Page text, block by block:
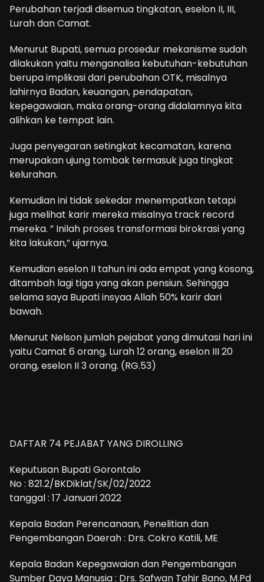
Perubahan terjadi disemua tingkatan, eselon II, III,
Lurah dan Camat.
Menurut Bupati, semua prosedur mekanisme sudah
dilakukan yaitu menganalisa kebutuhan-kebutuhan
berupa implikasi dari perubahan OTK, misalnya
lahirnya Badan, keuangan, pendapatan,
kepegawaian, maka orang-orang didalamnya kita
alihkan ke tempat lain.
Juga penyegaran setingkat kecamatan, karena
merupakan ujung tombak termasuk juga tingkat
kelurahan.
Kemudian ini tidak sekedar menempatkan tetapi
juga melihat karir mereka misalnya track record
mereka. ” Inilah proses transformasi birokrasi yang
kita lakukan,” ujarnya.
Kemudian eselon II tahun ini ada empat yang kosong,
ditambah lagi tiga yang akan pensiun. Sehingga
selama saya Bupati insyaa Allah 50% karir dari
bawah.
Menurut Nelson jumlah pejabat yang dimutasi hari ini
yaitu Camat 6 orang, Lurah 12 orang, eselon III 20
orang, eselon II 3 orang. (RG.53)
DAFTAR 74 PEJABAT YANG DIROLLING
Keputusan Bupati Gorontalo
No : 821.2/BKDiklat/SK/02/2022
tanggal : 17 Januari 2022
Kepala Badan Perencanaan, Penelitian dan
Pengembangan Daerah : Drs. Cokro Katili, ME
Kepala Badan Kepegawaian dan Pengembangan
Sumber Daya Manusia : Drs. Safwan Tahir Bano, M.Pd